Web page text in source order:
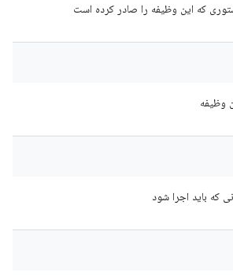
که این وظیفه را صادر کرده است
وظیفه
که باید اجرا شود